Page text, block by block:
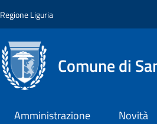
Regione Liguria
Comune di
Amministrazione Novità